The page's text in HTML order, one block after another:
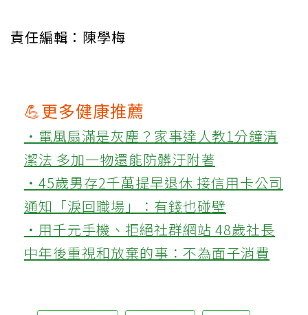
責任編輯：陳學梅
💪更多健康推薦
‧電風扇滿是灰塵？家事達人教1分鐘清
潔法 多加一物還能防髒汙附著
‧45歲男存2千萬提早退休 接信用卡公司
通知「淚回職場」：有錢也碰壁
‧用千元手機、拒絕社群網站 48歲社長
中年後重視和放棄的事：不為面子消費